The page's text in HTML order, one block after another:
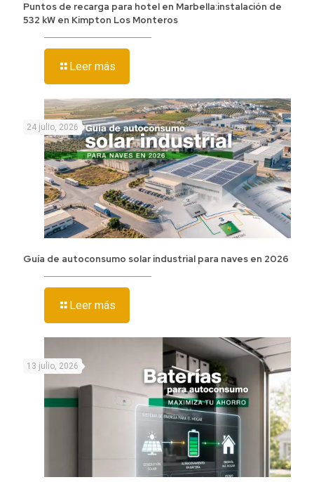
Puntos de recarga para hotel en Marbella:instalación de
532 kW en Kimpton Los Monteros
Leer más
24 julio, 2026
Guía de autoconsumo solar industrial para naves en 2026
Leer más
13 julio, 2026